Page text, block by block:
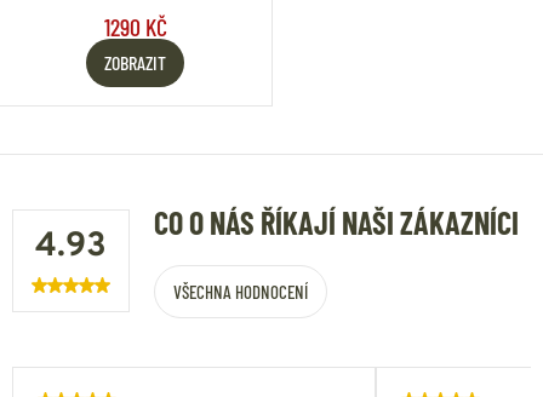
1290 KČ
ZOBRAZIT
4.93
CO O NÁS ŘÍKAJÍ NAŠI ZÁKAZNÍCI
VŠECHNA HODNOCENÍ